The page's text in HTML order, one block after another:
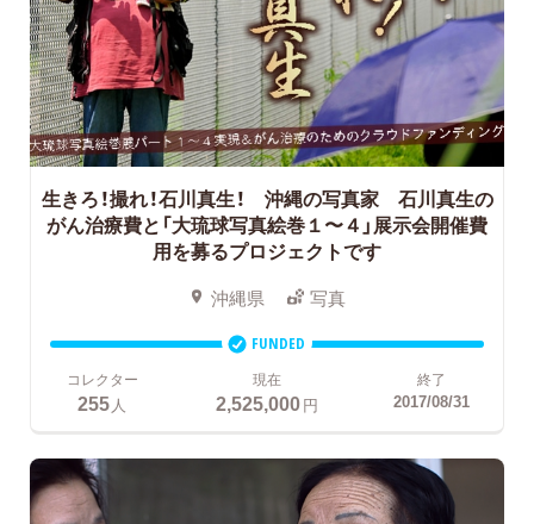
生きろ！撮れ！石川真生！ 沖縄の写真家 石川真生の
がん治療費と「大琉球写真絵巻１〜４」展示会開催費
用を募るプロジェクトです
沖縄県 写真
FUNDED
コレクター
255人
現在
2,525,000円
終了
2017/08/31